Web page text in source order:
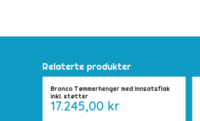
Relaterte produkter
Bronco Tømmerhenger med innsatsflak
inkl. støtter
17.245,00 kr